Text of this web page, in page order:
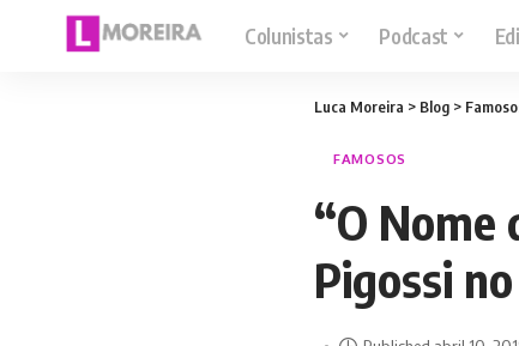
Colunistas Podcast
Luca Moreira > Blog >
FAMOSOS
“O Nome
Pigossi